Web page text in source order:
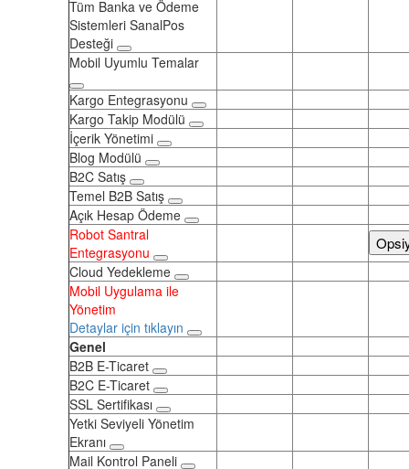
Tüm Banka ve Ödeme
Sistemleri SanalPos
Desteği
Mobil Uyumlu Temalar
Kargo Entegrasyonu
Kargo Takip Modülü
İçerik Yönetimi
Blog Modülü
B2C Satış
Temel B2B Satış
Açık Hesap Ödeme
Robot Santral
Entegrasyonu
Cloud Yedekleme
Mobil Uygulama ile
Yönetim
Detaylar için tıklayın
Genel
B2B E-Ticaret
B2C E-Ticaret
SSL Sertifikası
Yetki Seviyeli Yönetim
Ekranı
Mail Kontrol Paneli